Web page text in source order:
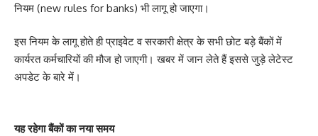
नियम (new rules for banks) भी लागू हो जाएगा।
इस नियम के लागू होते ही प्राइवेट व सरकारी क्षेत्र के सभी छोट बड़े बैंकों में
कार्यरत कर्मचारियों की मौज हो जाएगी। खबर में जान लेते हैं इससे जुड़े लेटेस्ट
अपडेट के बारे में।
यह रहेगा बैंकों का नया समय